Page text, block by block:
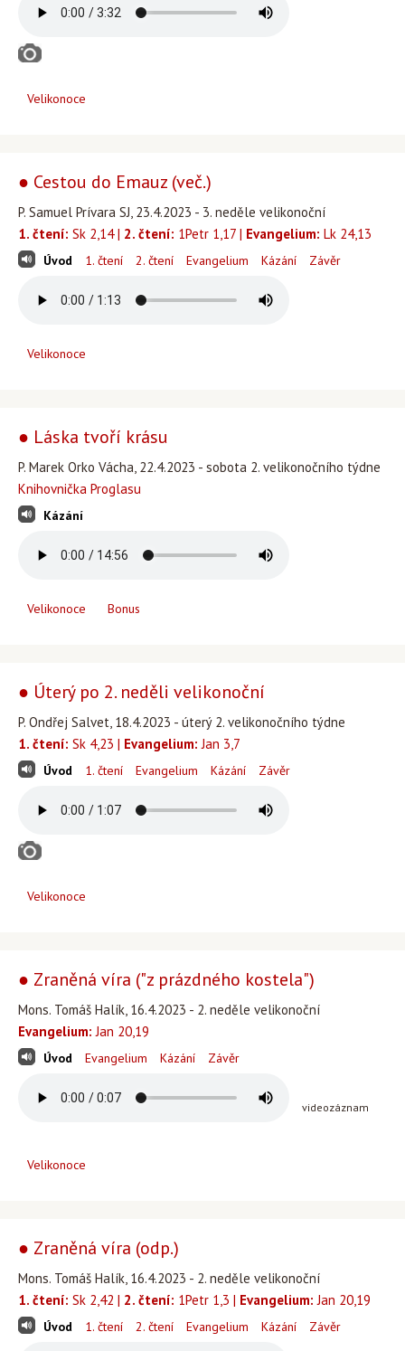
Velikonoce
● Cestou do Emauz (več.)
P. Samuel Prívara SJ, 23.4.2023 - 3. neděle velikonoční
1. čtení: Sk 2,14 | 2. čtení: 1Petr 1,17 | Evangelium: Lk 24,13
Úvod 1. čtení 2. čtení Evangelium Kázání Závěr
Velikonoce
● Láska tvoří krásu
P. Marek Orko Vácha, 22.4.2023 - sobota 2. velikonočního týdne
Knihovnička Proglasu
Kázání
Velikonoce Bonus
● Úterý po 2. neděli velikonoční
P. Ondřej Salvet, 18.4.2023 - úterý 2. velikonočního týdne
1. čtení: Sk 4,23 | Evangelium: Jan 3,7
Úvod 1. čtení Evangelium Kázání Závěr
Velikonoce
● Zraněná víra ("z prázdného kostela")
Mons. Tomáš Halík, 16.4.2023 - 2. neděle velikonoční
Evangelium: Jan 20,19
Úvod Evangelium Kázání Závěr
videozáznam
Velikonoce
● Zraněná víra (odp.)
Mons. Tomáš Halík, 16.4.2023 - 2. neděle velikonoční
1. čtení: Sk 2,42 | 2. čtení: 1Petr 1,3 | Evangelium: Jan 20,19
Úvod 1. čtení 2. čtení Evangelium Kázání Závěr